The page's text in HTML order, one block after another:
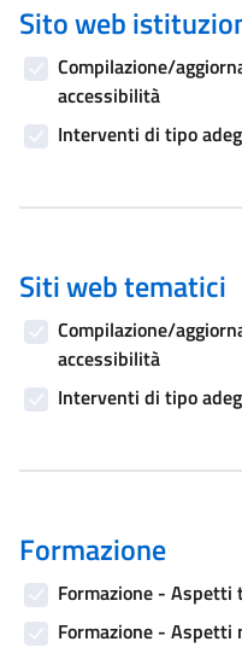
Sito web
Compilazione/
accessibilità
Interventi di tipo
Siti web tematici
Compilazione/
accessibilità
Interventi di tipo
Formazione
Formazione - Aspetti
Formazione - Aspetti